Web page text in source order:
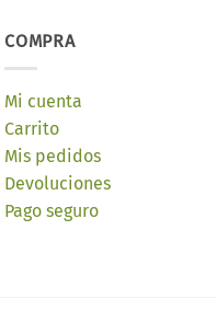
COMPRA
Mi cuenta
Carrito
Mis pedidos
Devoluciones
Pago seguro